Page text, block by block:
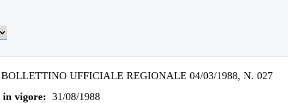
BOLLETTINO UFFICIALE REGIONALE 04/03/1988, N. 027
in vigore: 31/08/1988